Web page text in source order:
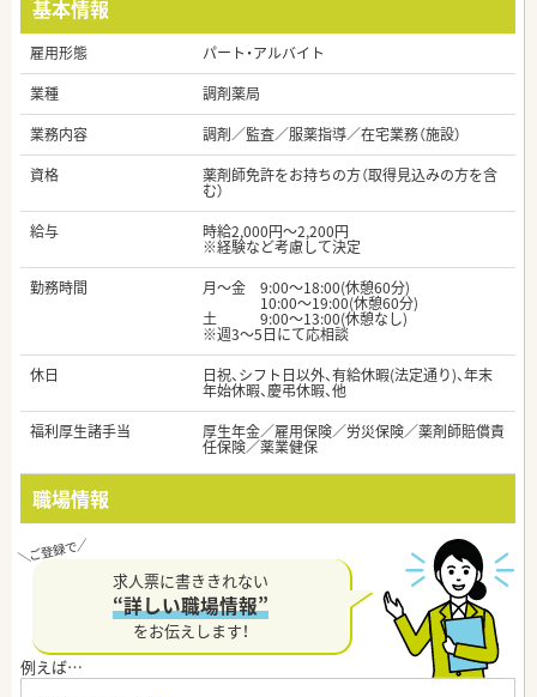
基本情報
雇用形態
パート・アルバイト
業種
調剤薬局
業務内容
調剤／監査／服薬指導／在宅業務（施設）
資格
薬剤師免許をお持ちの方（取得見込みの方を含
む）
給与
時給2,000円～2,200円
※経験など考慮して決定
勤務時間
月～金 9:00～18:00(休憩60分)
10:00～19:00(休憩60分)
土 9:00～13:00(休憩なし)
※週3～5日にて応相談
休日
日祝、シフト日以外、有給休暇(法定通り)、年末
年始休暇、慶弔休暇、他
福利厚生諸手当
厚生年金／雇用保険／労災保険／薬剤師賠償責
任保険／薬業健保
職場情報
求人票に書ききれない
“詳しい職場情報”
をお伝えします！